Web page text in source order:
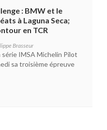
: BMW et le
à Laguna Seca;
en TCR
Brasseur
IMSA Michelin Pilot
sa troisième épreuve